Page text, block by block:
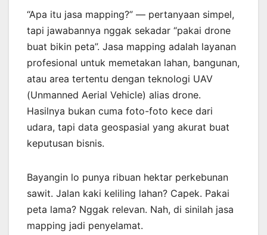
“Apa itu jasa mapping?” — pertanyaan simpel,
tapi jawabannya nggak sekadar “pakai drone
buat bikin peta”. Jasa mapping adalah layanan
profesional untuk memetakan lahan, bangunan,
atau area tertentu dengan teknologi UAV
(Unmanned Aerial Vehicle) alias drone.
Hasilnya bukan cuma foto-foto kece dari
udara, tapi data geospasial yang akurat buat
keputusan bisnis.
Bayangin lo punya ribuan hektar perkebunan
sawit. Jalan kaki keliling lahan? Capek. Pakai
peta lama? Nggak relevan. Nah, di sinilah jasa
mapping jadi penyelamat.